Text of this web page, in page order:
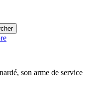
son arme de service